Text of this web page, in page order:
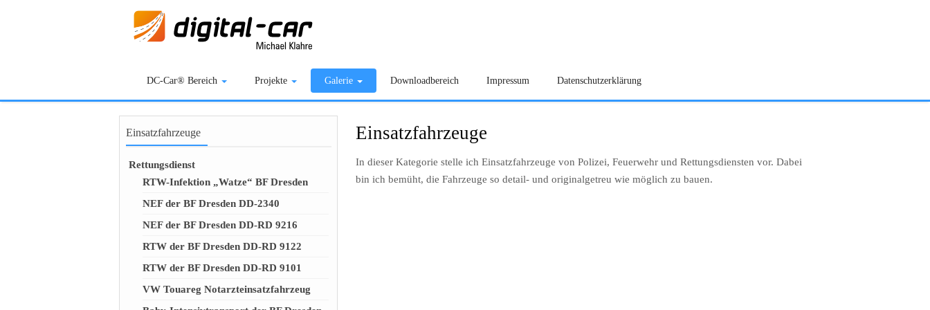
DC-Car® Bereich Projekte Galerie Downloadbereich Impressum Datenschutzerklärung
Einsatzfahrzeuge
Rettungsdienst
RTW-Infektion „Watze“ BF Dresden
NEF der BF Dresden DD-2340
NEF der BF Dresden DD-RD 9216
RTW der BF Dresden DD-RD 9122
RTW der BF Dresden DD-RD 9101
VW Touareg Notarzteinsatzfahrzeug
Einsatzfahrzeuge
In dieser Kategorie stelle ich Einsatzfahrzeuge von Polizei, Feuerwehr und Rettungsdiensten vor. Dabei
bin ich bemüht, die Fahrzeuge so detail- und originalgetreu wie möglich zu bauen.